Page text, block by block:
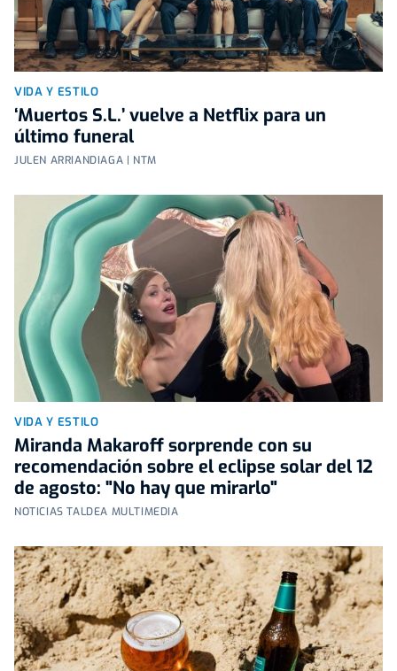
VIDA Y ESTILO
‘Muertos S.L.’ vuelve a Netflix para un
último funeral
JULEN ARRIANDIAGA | NTM
VIDA Y ESTILO
Miranda Makaroff sorprende con su
recomendación sobre el eclipse solar del 12
de agosto: "No hay que mirarlo"
NOTICIAS TALDEA MULTIMEDIA